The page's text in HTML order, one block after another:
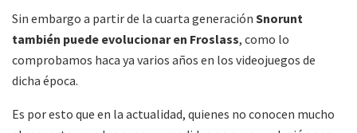
Sin embargo a partir de la cuarta generación Snorunt
también puede evolucionar en Froslass, como lo
comprobamos haca ya varios años en los videojuegos de
dicha época.
Es por esto que en la actualidad, quienes no conocen mucho